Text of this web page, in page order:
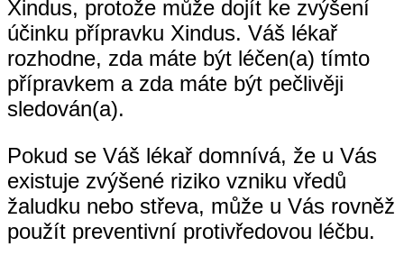
Xindus, protože může dojít ke zvýšení
účinku přípravku Xindus. Váš lékař
rozhodne, zda máte být léčen(a) tímto
přípravkem a zda máte být pečlivěji
sledován(a).
Pokud se Váš lékař domnívá, že u Vás
existuje zvýšené riziko vzniku vředů
žaludku nebo střeva, může u Vás rovněž
použít preventivní protivředovou léčbu.